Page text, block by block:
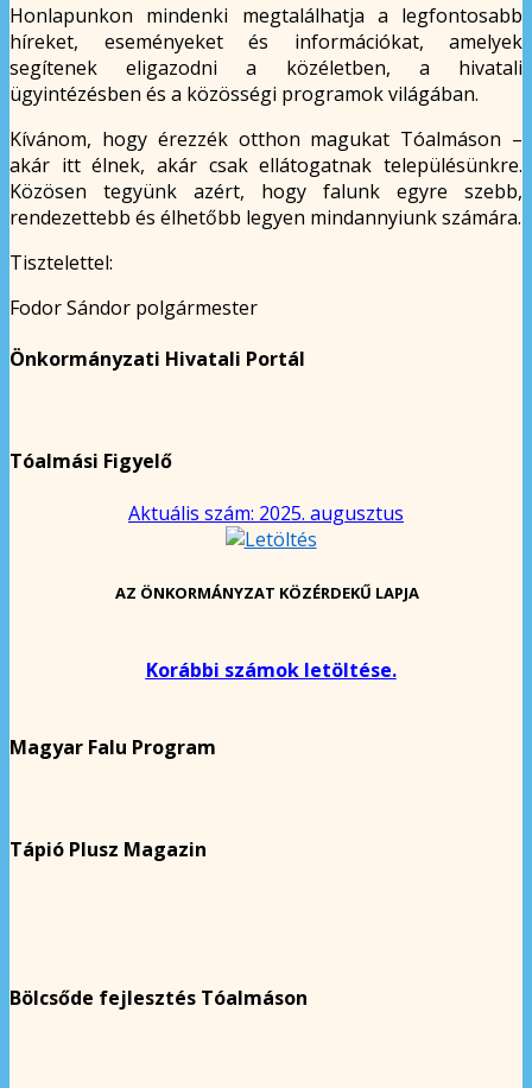
Honlapunkon mindenki megtalálhatja a legfontosabb
híreket, eseményeket és információkat, amelyek
segítenek eligazodni a közéletben, a hivatali
ügyintézésben és a közösségi programok világában.
Kívánom, hogy érezzék otthon magukat Tóalmáson –
akár itt élnek, akár csak ellátogatnak településünkre.
Közösen tegyünk azért, hogy falunk egyre szebb,
rendezettebb és élhetőbb legyen mindannyiunk számára.
Tisztelettel:
Fodor Sándor polgármester
Önkormányzati Hivatali Portál
Tóalmási Figyelő
Aktuális szám: 2025. augusztus
AZ ÖNKORMÁNYZAT KÖZÉRDEKŰ LAPJA
Korábbi számok letöltése.
Magyar Falu Program
Tápió Plusz Magazin
Bölcsőde fejlesztés Tóalmáson